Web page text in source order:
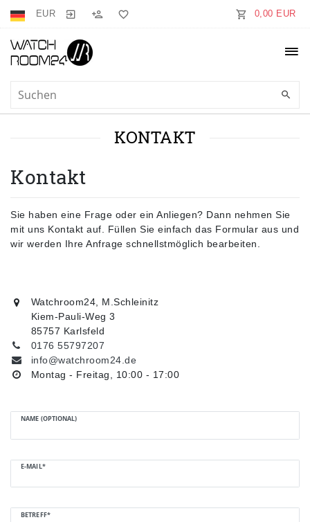
EUR 0,00 EUR
KONTAKT
Kontakt
Sie haben eine Frage oder ein Anliegen? Dann nehmen Sie
mit uns Kontakt auf. Füllen Sie einfach das Formular aus und
wir werden Ihre Anfrage schnellstmöglich bearbeiten.
Watchroom24, M.Schleinitz
Kiem-Pauli-Weg 3
85757 Karlsfeld
0176 55797207
info@watchroom24.de
Montag - Freitag, 10:00 - 17:00
NAME (OPTIONAL)
E-MAIL*
BETREFF*